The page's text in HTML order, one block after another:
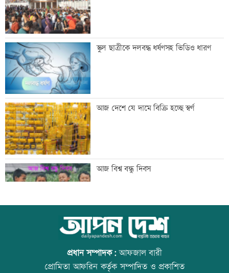
তরুণদের নেতৃত্বেই প্রযুক্তিনির্ভর উন্নয়ন হবে:
তথ্যপ্রযুক্তিমন্ত্রী
লক্ষ্মীপুর জেলা প্রশাসনের ১৪ কর্মকর্তা-
কর্মচারীর বিদায়ী সংবর্ধনা
সব শর্ত মেনে নিলে হরমুজ খুলবো: ইরান
মেসির বাবা মারা গেছেন
স্কুল ছাত্রীকে দলবদ্ধ ধর্ষণসহ ভিডিও ধারণ
আজ দেশে যে দামে বিক্রি হচ্ছে স্বর্ণ
আজ বিশ্ব বন্ধু দিবস
কোরআন-হাদিসে নামাজ না পড়ার শাস্তি
প্রধান সম্পাদক:আফজাল বারী
প্রোমিতা আফরিন কর্তৃক সম্পাদিত ও প্রকাশিত